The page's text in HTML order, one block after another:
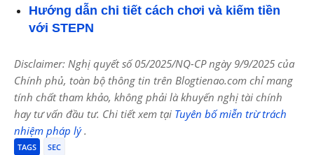
Hướng dẫn chi tiết cách chơi và kiếm tiền
với STEPN
Disclaimer: Nghị quyết số 05/2025/NQ-CP ngày 9/9/2025 của
Chính phủ, toàn bộ thông tin trên Blogtienao.com chỉ mang
tính chất tham khảo, không phải là khuyến nghị tài chính
hay tư vấn đầu tư. Chi tiết xem tại Tuyên bố miễn trừ trách
nhiệm pháp lý.
TAGS SEC